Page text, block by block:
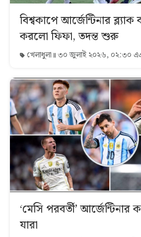
বিশ্বকাপে আর্জেন্টিনার
করলো ফিফা, তদন্ত শুরু
খেলাধুলা ৩০ জুলাই ২০২৬, ০২:৩০
‘মেসি পরবর্তী’ আর্জেন্টিনার
যারা